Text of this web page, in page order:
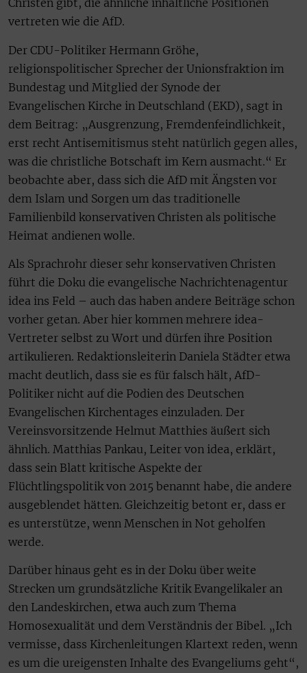
Christen gibt, die ähnliche inhaltliche Positionen
vertreten wie die AfD.
Der CDU-Politiker Hermann Gröhe,
religionspolitischer Sprecher der Unionsfraktion im
Bundestag und Mitglied der Synode der
Evangelischen Kirche in Deutschland (EKD), sagt in
dem Beitrag: „Ausgrenzung, Fremdenfeindlichkeit,
erst recht Antisemitismus steht natürlich gegen alles,
was die christliche Botschaft im Kern ausmacht.“ Er
beobachte aber, dass sich die AfD mit Ängsten vor
dem Islam und Sorgen um das traditionelle
Familienbild konservativen Christen als politische
Heimat andienen wolle.
Als Sprachrohr dieser sehr konservativen Christen
führt die Doku die evangelische Nachrichtenagentur
idea ins Feld – auch das haben andere Beiträge schon
vorher getan. Aber hier kommen mehrere idea-
Vertreter selbst zu Wort und dürfen ihre Position
artikulieren. Redaktionsleiterin Daniela Städter etwa
macht deutlich, dass sie es für falsch hält, AfD-
Politiker nicht auf die Podien des Deutschen
Evangelischen Kirchentages einzuladen. Der
Vereinsvorsitzende Helmut Matthies äußert sich
ähnlich. Matthias Pankau, Leiter von idea, erklärt,
dass sein Blatt kritische Aspekte der
Flüchtlingspolitik von 2015 benannt habe, die andere
ausgeblendet hätten. Gleichzeitig betont er, dass er
es unterstütze, wenn Menschen in Not geholfen
werde.
Darüber hinaus geht es in der Doku über weite
Strecken um grundsätzliche Kritik Evangelikaler an
den Landeskirchen, etwa auch zum Thema
Homosexualität und dem Verständnis der Bibel. „Ich
vermisse, dass Kirchenleitungen Klartext reden, wenn
es um die ureigensten Inhalte des Evangeliums geht“,